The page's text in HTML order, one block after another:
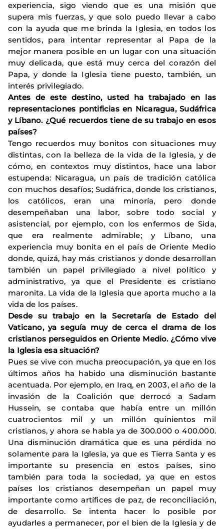
experiencia, sigo viendo que es una misión que
supera mis fuerzas, y que solo puedo llevar a cabo
con la ayuda que me brinda la Iglesia, en todos los
sentidos, para intentar representar al Papa de la
mejor manera posible en un lugar con una situación
muy delicada, que está muy cerca del corazón del
Papa, y donde la Iglesia tiene puesto, también, un
interés privilegiado.
Antes de este destino, usted ha trabajado en las
representaciones pontificias en Nicaragua, Sudáfrica
y Líbano. ¿Qué recuerdos tiene de su trabajo en esos
países?
Tengo recuerdos muy bonitos con situaciones muy
distintas, con la belleza de la vida de la Iglesia, y de
cómo, en contextos muy distintos, hace una labor
estupenda: Nicaragua, un país de tradición católica
con muchos desafíos; Sudáfrica, donde los cristianos,
los católicos, eran una minoría, pero donde
desempeñaban una labor, sobre todo social y
asistencial, por ejemplo, con los enfermos de Sida,
que era realmente admirable; y Líbano, una
experiencia muy bonita en el país de Oriente Medio
donde, quizá, hay más cristianos y donde desarrollan
también un papel privilegiado a nivel político y
administrativo, ya que el Presidente es cristiano
maronita. La vida de la Iglesia que aporta mucho a la
vida de los países.
Desde su trabajo en la Secretaría de Estado del
Vaticano, ya seguía muy de cerca el drama de los
cristianos perseguidos en Oriente Medio. ¿Cómo vive
la Iglesia esa situación?
Pues se vive con mucha preocupación, ya que en los
últimos años ha habido una disminución bastante
acentuada. Por ejemplo, en Iraq, en 2003, el año de la
invasión de la Coalición que derrocó a Sadam
Hussein, se contaba que había entre un millón
cuatrocientos mil y un millón quinientos mil
cristianos, y ahora se habla ya de 300.000 o 400.000.
Una disminución dramática que es una pérdida no
solamente para la Iglesia, ya que es Tierra Santa y es
importante su presencia en estos países, sino
también para toda la sociedad, ya que en estos
países los cristianos desempeñan un papel muy
importante como artífices de paz, de reconciliación,
de desarrollo. Se intenta hacer lo posible por
ayudarles a permanecer, por el bien de la Iglesia y de